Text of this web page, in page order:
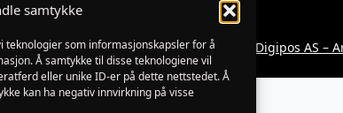
samtykke
teknologier som informasjonskapsler for å
Å samtykke til disse teknologiene vil
eller unike ID-er på dette nettstedet. Å
kan ha negativ innvirkning på visse
Utviklet av Digipos AS –